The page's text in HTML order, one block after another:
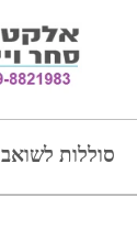
סוללות לשואב